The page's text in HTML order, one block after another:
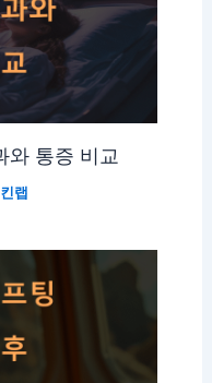
와 통증 비교
랩